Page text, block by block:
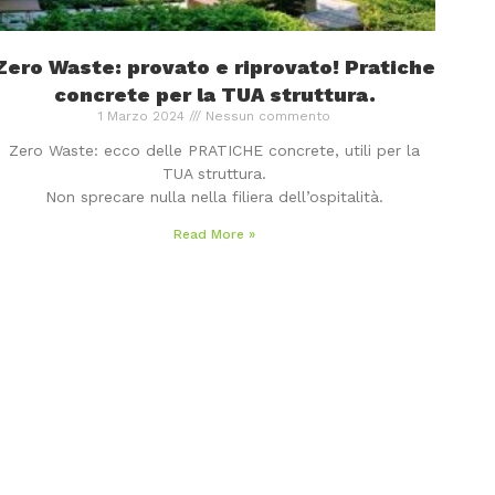
Waste: provato e riprovato! Pratiche
concrete per la TUA struttura.
1 Marzo 2024 Nessun commento
Zero Waste: ecco delle PRATICHE concrete, utili per la
TUA struttura.
Non sprecare nulla nella filiera dell’ospitalità.
Read More »